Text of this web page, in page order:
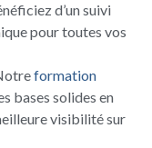
d’un suivi
pour toutes vos
formation
bases solides en
visibilité sur